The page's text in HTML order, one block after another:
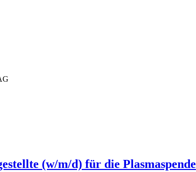
(w/m/d) für die Plasmaspende